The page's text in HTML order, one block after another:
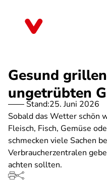
Gesund
ungetrübten
Stand:25. Juni 2026
Sobald das Wetter schön
Fleisch, Fisch, Gemüse
schmecken viele Sachen
Verbraucherzentralen
achten sollten.